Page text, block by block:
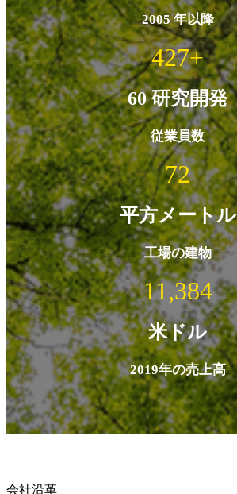
2005 年以降
600+
60 研究開発
従業員数
100
平方メートル
工場の建物
16,000
米ドル
2019年の売上高
会社沿革